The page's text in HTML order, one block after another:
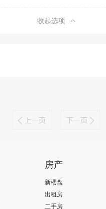
收起选项
房产
新楼盘
出租房
二手房